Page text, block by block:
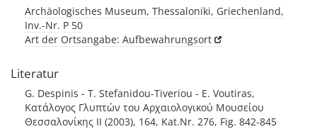
Archäologisches Museum, Thessaloniki, Griechenland,
Inv.-Nr. P 50
Art der Ortsangabe: Aufbewahrungsort
Literatur
G. Despinis - T. Stefanidou-Tiveriou - E. Voutiras,
Κατάλογος Γλυπτών του Αρχαιολογικού Μουσείου
Θεσσαλονίκης II (2003), 164, Kat.Nr. 276, Fig. 842-845